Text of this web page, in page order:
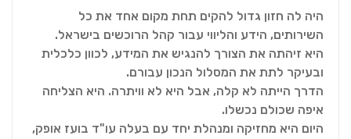
היה לה חזון גדול להקים תחת מקום אחד את כל
השירותים, הידע והליווי עבור קהל הרוכשים בישראל.
היא זיהתה את הצורך להנגיש את המידע, לכוון כלכלית
ובעיקר לתת את המסלול הנכון עבורם.
הדרך הייתה לא קלה, אבל היא לא וויתרה. היא הצליחה
איפה שכולם נכשלו.
היום היא מחזיקה ומנהלת יחד עם בעלה עו"ד בועז אופק,